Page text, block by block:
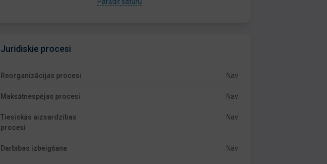
Juridiskie procesi
Reorganizācijas procesi Nav
Maksātnespējas procesi Nav
Tiesiskās aizsardzības
procesi
Nav
Darbības izbeigšana Nav